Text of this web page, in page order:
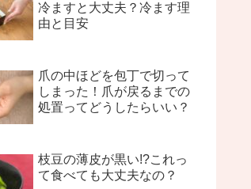
冷ますと大丈夫？冷ます理
由と目安
爪の中ほどを包丁で切って
しまった！爪が戻るまでの
処置ってどうしたらいい？
枝豆の薄皮が黒い!?これっ
て食べても大丈夫なの？